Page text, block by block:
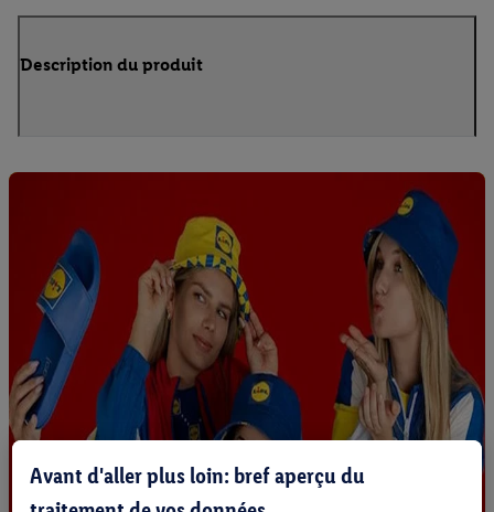
Description du produit
Avant d'aller plus loin: bref aperçu du